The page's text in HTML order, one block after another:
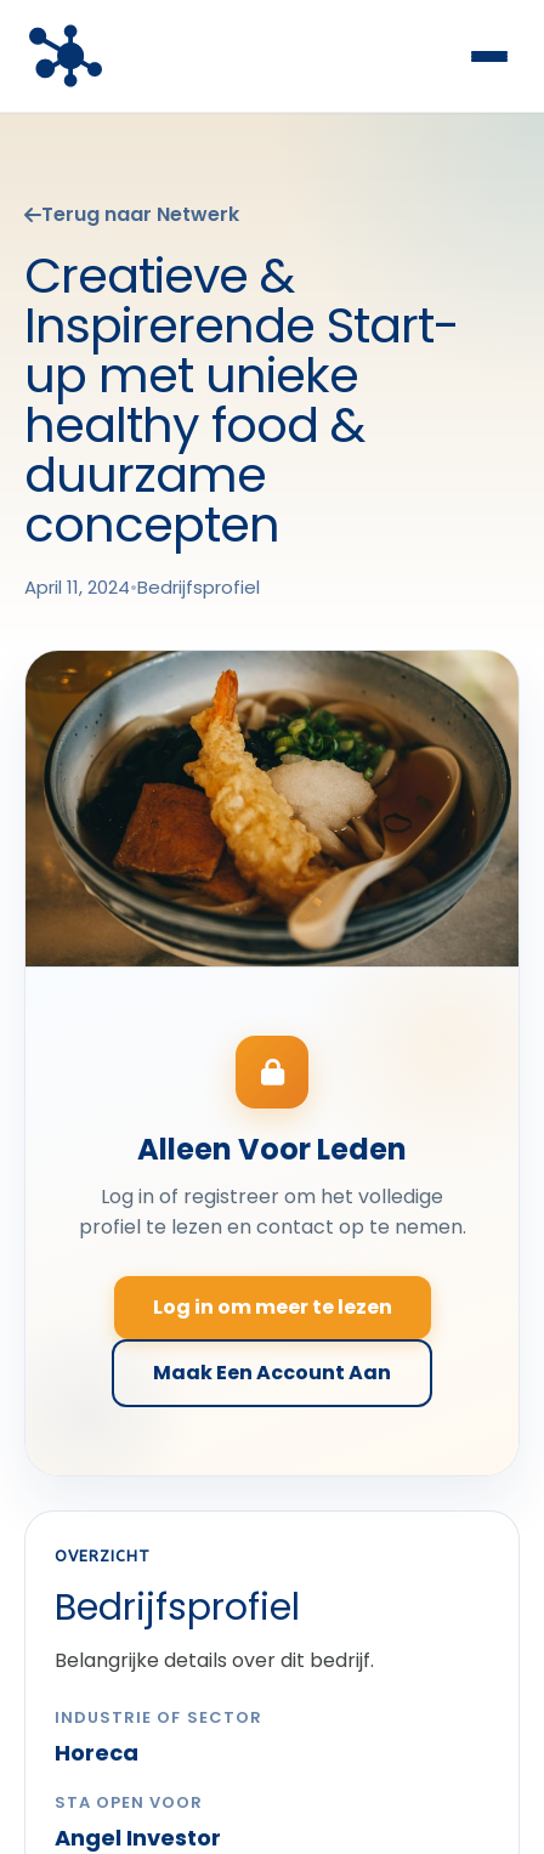
Terug naar Netwerk
Creatieve &
Inspirerende Start-
up met unieke
healthy food &
duurzame
concepten
April 11, 2024•Bedrijfsprofiel
Alleen Voor Leden
Log in of registreer om het volledige
profiel te lezen en contact op te nemen.
Log in om meer te lezen
Maak Een Account Aan
OVERZICHT
Bedrijfsprofiel
Belangrijke details over dit bedrijf.
INDUSTRIE OF SECTOR
Horeca
STA OPEN VOOR
Angel Investor